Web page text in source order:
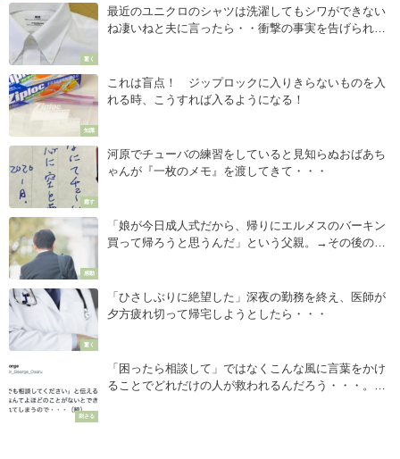
驚く
最近のユニクロのシャツは洗濯してもシワができない
ね凄いねと夫に言ったら・・衝撃の事実を告げられた
知識
これは盲点！ ジップロックに入りきらないものを入
れる時、こうすれば入るようになる！
癒す
河原でチューバの練習をしていると見知らぬおばあち
ゃんが『一枚のメモ』を渡してきて・・・
感動
「娘が今日成人式だから、帰りにエルメスのバーキン
買って帰ろうと思うんだ」という父親。→その後の展
驚く
「ひさしぶりに絶望した」深夜の勤務を終え、医師が
夕方疲れ切って帰宅しようとしたら・・・
刺さる
「困ったら相談して」ではなくこんな風に言葉をかけ
ることでどれだけの人が救われるんだろう・・・。突